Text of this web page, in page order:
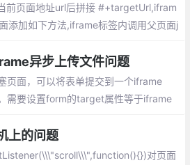
前页面地址url后拼接 #+targetUrl,ifram
添加如下方法,iframe标签内调用父页面j
异步上传文件问题
页面，可以将表单提交到一个iframe
需要设置form的target属性等于iframe
执行javascript。
上的问题
对页面